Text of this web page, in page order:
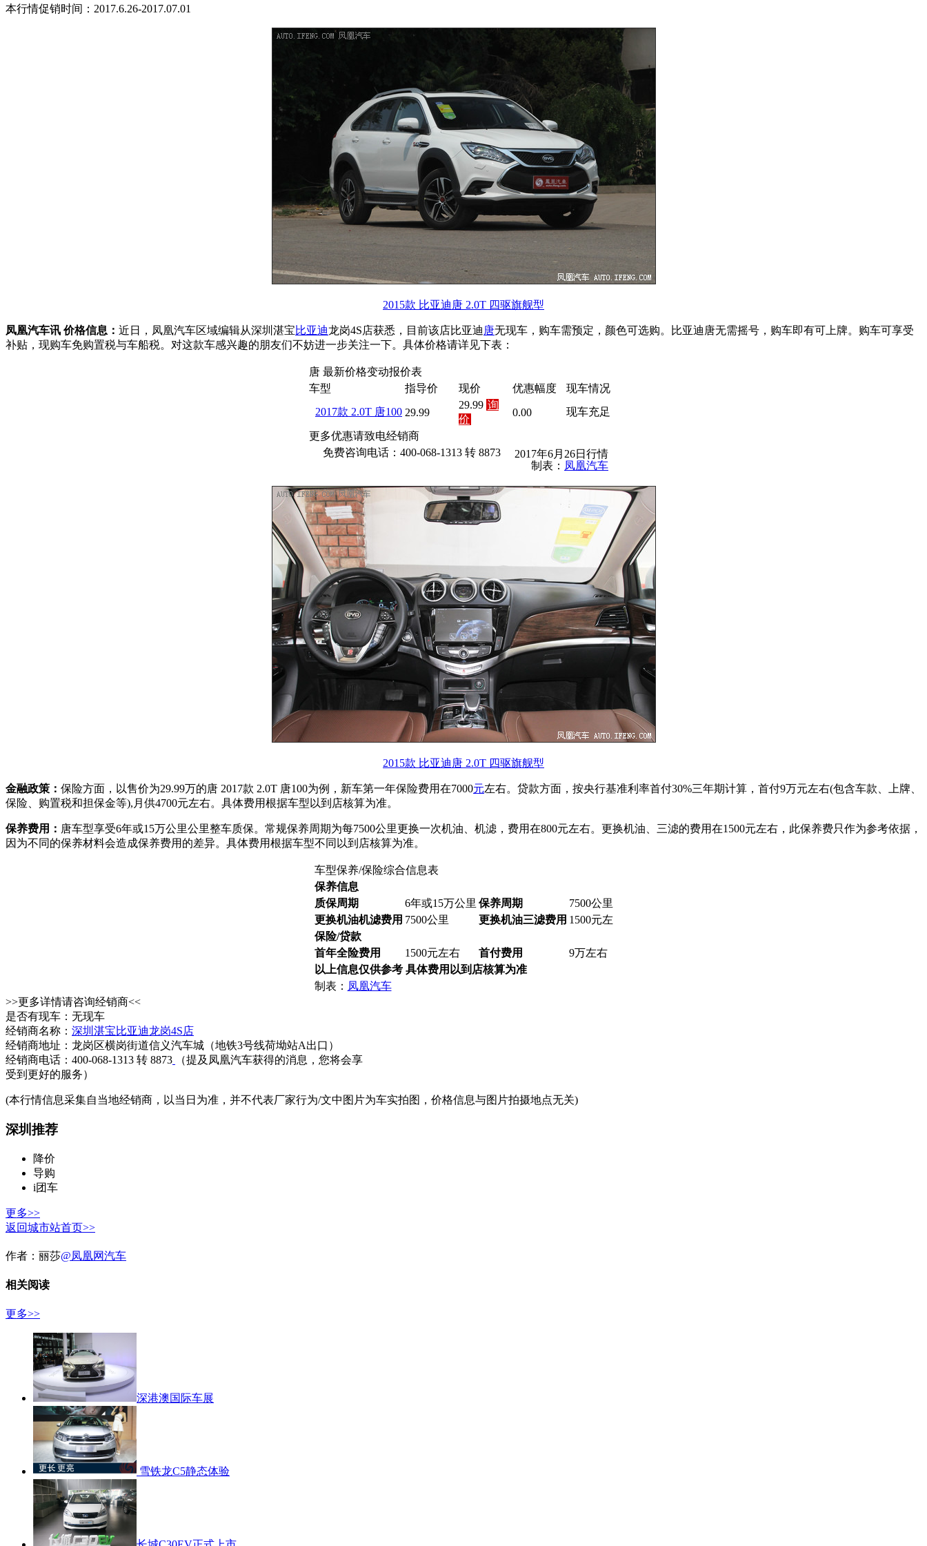
本行情促销时间：2017.6.26-2017.07.01
2015款 比亚迪唐 2.0T 四驱旗舰型
凤凰汽车讯 价格信息： 近日，凤凰汽车区域编辑从深圳湛宝比亚迪龙岗4S店获悉，目前该店比亚迪唐无现车，购车需预定，颜色可选购。比亚迪唐无需摇号，购车即有可上牌。购车可享受
补贴，现购车免购置税与车船税。对这款车感兴趣的朋友们不妨进一步关注一下。具体价格请详见下表：
唐 最新价格变动报价表
车型 指导价 现价 优惠幅度
现车情况
2017款 2.0T 唐100 29.99
29.99 询
价
0.00 现车充足
更多优惠请致电经销商
免费咨询电话：400-068-1313 转 8873
2017年6月26日行情
制表： 凤凰汽车
2015款 比亚迪唐 2.0T 四驱旗舰型
金融政策： 保险方面，以售价为29.99万的唐 2017款 2.0T 唐100为例，新车第一年保险费用在7000元左右。贷款方面，按央行基准利率首付30%三年期计算，首付9万元左右(包含车款、上牌、
保险、购置税和担保金等),月供4700元左右。具体费用根据车型以到店核算为准。
保养费用： 唐车型享受6年或15万公里公里整车质保。常规保养周期为每7500公里更换一次机油、机滤，费用在800元左右。更换机油、三滤的费用在1500元左右，此保养费只作为参考依据，
因为不同的保养材料会造成保养费用的差异。具体费用根据车型不同以到店核算为准。
车型保养/保险综合信息表
保养信息
质保周期
6年或15万公里 保养周期
7500公里
更换机油机滤费用 7500公里 更换机油三滤费用 1500元左
保险/贷款
首年全险费用
1500元左右 首付费用
9万左右
以上信息仅供参考 具体费用以到店核算为准
制表： 凤凰汽车
>>更多详情请咨询经销商<<
是否有现车：无现车
经销商名称： 深圳湛宝比亚迪龙岗4S店
经销商地址：龙岗区横岗街道信义汽车城（地铁3号线荷坳站A出口）
经销商电话：400-068-1313 转 8873
（提及凤凰汽车获得的消息，您将会享
受到更好的服务）
(本行情信息采集自当地经销商，以当日为准，并不代表厂家行为/文中图片为车实拍图，价格信息与图片拍摄地点无关)
深圳推荐
降价
导购
i团车
更多>>
返回城市站首页>>
作者： 丽莎@凤凰网汽车
相关阅读
更多>>
深港澳国际车展
雪铁龙C5静态体验